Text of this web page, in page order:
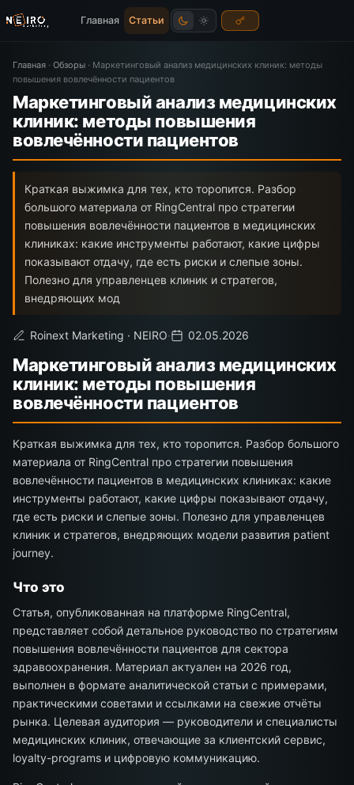
Главная Статьи
Главная · Обзоры · Маркетинговый анализ медицинских клиник: методы
повышения вовлечённости пациентов
Маркетинговый анализ медицинских
клиник: методы повышения
вовлечённости пациентов
Краткая выжимка для тех, кто торопится. Разбор
большого материала от RingCentral про стратегии
повышения вовлечённости пациентов в медицинских
клиниках: какие инструменты работают, какие цифры
показывают отдачу, где есть риски и слепые зоны.
Полезно для управленцев клиник и стратегов,
внедряющих мод
Roinext Marketing · NEIRO· 02.05.2026
Маркетинговый анализ медицинских
клиник: методы повышения
вовлечённости пациентов
Краткая выжимка для тех, кто торопится. Разбор большого
материала от RingCentral про стратегии повышения
вовлечённости пациентов в медицинских клиниках: какие
инструменты работают, какие цифры показывают отдачу,
где есть риски и слепые зоны. Полезно для управленцев
клиник и стратегов, внедряющих модели развития patient
journey.
Что это
Статья, опубликованная на платформе RingCentral,
представляет собой детальное руководство по стратегиям
повышения вовлечённости пациентов для сектора
здравоохранения. Материал актуален на 2026 год,
выполнен в формате аналитической статьи с примерами,
практическими советами и ссылками на свежие отчёты
рынка. Целевая аудитория — руководители и специалисты
медицинских клиник, отвечающие за клиентский сервис,
loyalty-programs и цифровую коммуникацию.